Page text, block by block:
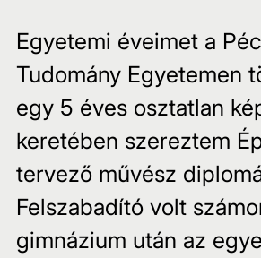
Egyetemi éveimet a
Tudomány Egyetemen
egy 5 éves osztatlan
keretében szereztem
tervező művész
Felszabadító volt
gimnázium után az